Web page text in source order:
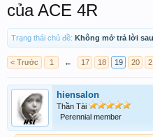
của ACE 4R
Trạng thái chủ đề: Không mở trả lời
< Trước 1 ← 17 18 19 20
hiensalon
Thần Tài
Perennial member